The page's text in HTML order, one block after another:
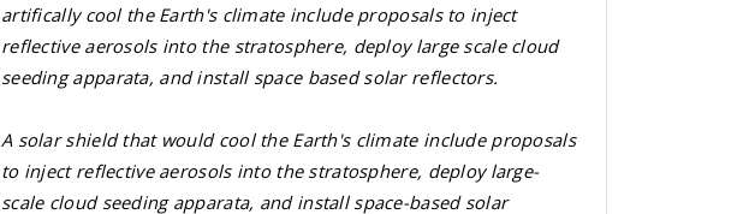
artifically cool the Earth's climate include proposals to inject
reflective aerosols into the stratosphere, deploy large scale cloud
seeding apparata, and install space based solar reflectors.
A solar shield that would cool the Earth's climate include proposals
to inject reflective aerosols into the stratosphere, deploy large-
scale cloud seeding apparata, and install space-based solar